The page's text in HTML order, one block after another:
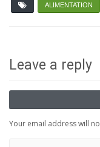
ALIMENTATION
Leave a reply
Your email address will